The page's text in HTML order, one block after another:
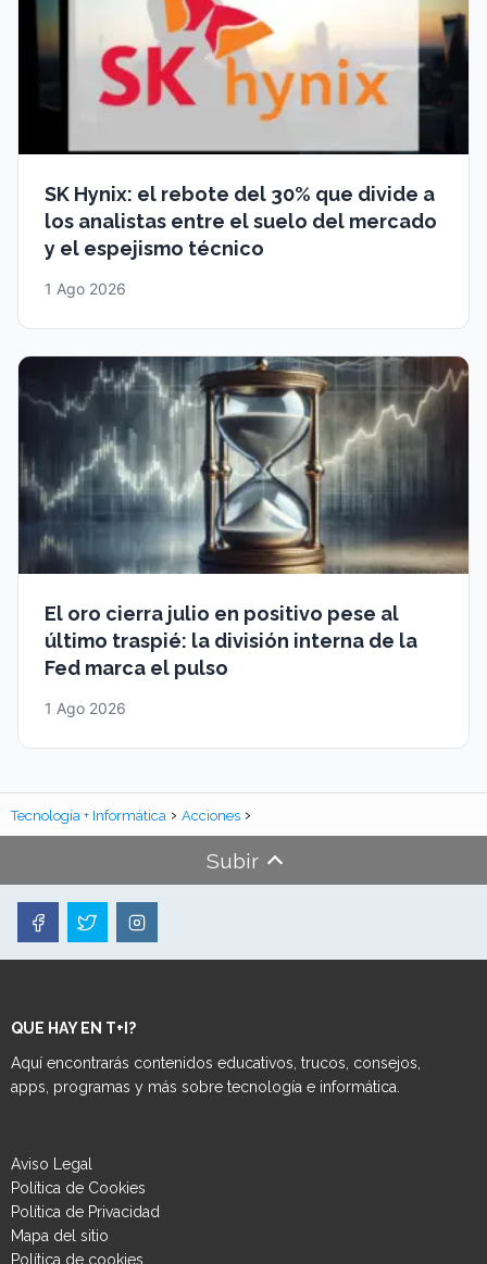
SK Hynix: el rebote del 30% que divide a
los analistas entre el suelo del mercado
y el espejismo técnico
1 Ago 2026
El oro cierra julio en positivo pese al
último traspié: la división interna de la
Fed marca el pulso
1 Ago 2026
Tecnología + Informática Acciones
Subir
QUE HAY EN T+I?
Aquí encontrarás contenidos educativos, trucos, consejos,
apps, programas y más sobre tecnología e informática.
Aviso Legal
Política de Cookies
Política de Privacidad
Mapa del sitio
Política de cookies